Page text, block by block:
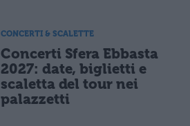
CONCERTI & SCALETTE
Concerti Sfera Ebbasta
2027: date, biglietti e
scaletta del tour nei
palazzetti